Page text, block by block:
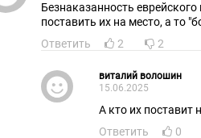
Безнаказанность
поставить их на место, а то
Ответить
2 2
виталий волошин
15.06.2025
А кто их поставит
Ответить
0